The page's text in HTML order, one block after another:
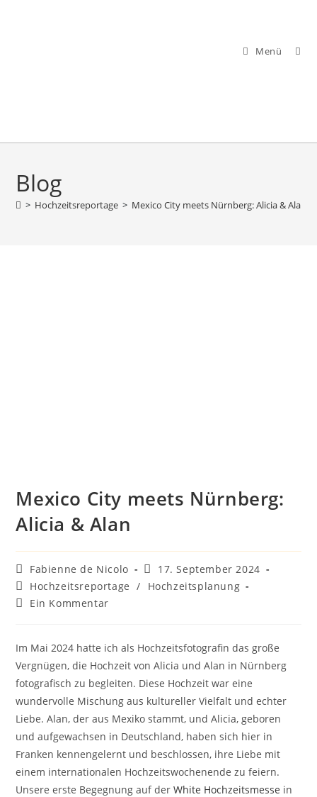
Menü
Blog
> Hochzeitsreportage > Mexico City meets Nürnberg: Alicia & Alan
Mexico City meets Nürnberg:
Alicia & Alan
Beitrags-
Autor:
Fabienne de Nicolo
Beitrag
veröffentlicht:
17. September 2024
Beitrags-
Kategorie:
Hochzeitsreportage /
Hochzeitsplanung
Beitrags-
Ein Kommentar
Im Mai 2024 hatte ich als Hochzeitsfotografin das große
Vergnügen, die Hochzeit von Alicia und Alan in Nürnberg
fotografisch zu begleiten. Diese Hochzeit war eine
wundervolle Mischung aus kultureller Vielfalt und echter
Liebe. Alan, der aus Mexiko stammt, und Alicia, geboren
und aufgewachsen in Deutschland, haben sich hier in
Franken kennengelernt und beschlossen, ihre Liebe mit
einem internationalen Hochzeitswochenende zu feiern.
Unsere erste Begegnung auf derWhite Hochzeitsmesse in